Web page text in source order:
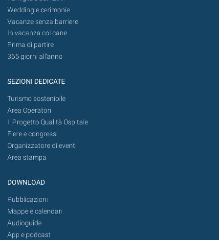
Wedding e cerimonie
Vacanze senza barriere
In vacanza col cane
Prima di partire
365 giorni all’anno
SEZIONI DEDICATE
Turismo sostenibile
Area Operatori
Il Progetto Qualità Ospitale
Fiere e congressi
Organizzatore di eventi
Area stampa
DOWNLOAD
Pubblicazioni
Mappe e calendari
Audioguide
App e podcast